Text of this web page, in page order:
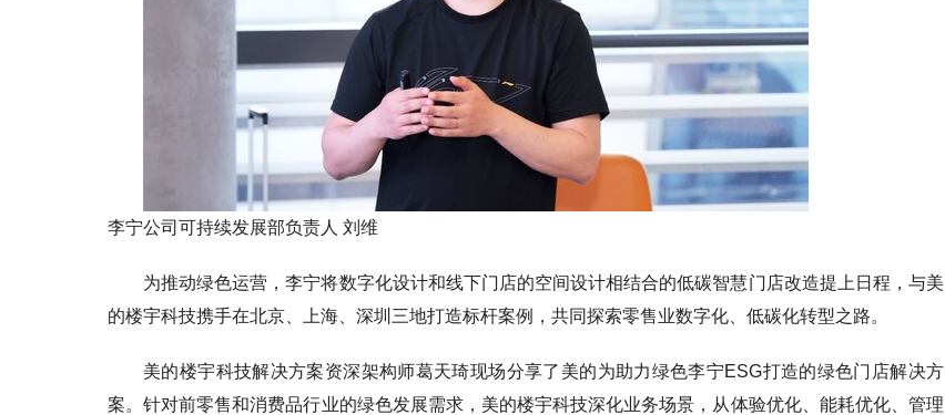
李宁公司可持续发展部负责人 刘维
为推动绿色运营，李宁将数字化设计和线下门店的空间设计相结合的低碳智慧门店改造提上日程，与美
的楼宇科技携手在北京、上海、深圳三地打造标杆案例，共同探索零售业数字化、低碳化转型之路。
美的楼宇科技解决方案资深架构师葛天琦现场分享了美的为助力绿色李宁ESG打造的绿色门店解决方
案。针对前零售和消费品行业的绿色发展需求，美的楼宇科技深化业务场景，从体验优化、能耗优化、管理